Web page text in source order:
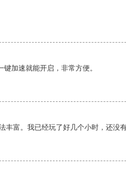
加速就能开启，非常方便。
丰富。我已经玩了好几个小时，还没